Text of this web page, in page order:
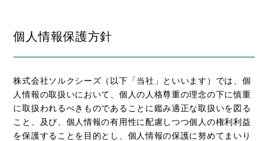
個人情報保護方針
株式会社ソルクシーズ（以下「当社」といいます）では、個
人情報の取扱いにおいて、個人の人格尊重の理念の下に慎重
に取扱われるべきものであることに鑑み適正な取扱いを図る
こと、及び、個人情報の有用性に配慮しつつ個人の権利利益
を保護することを目的とし、個人情報の保護に努めてまいり